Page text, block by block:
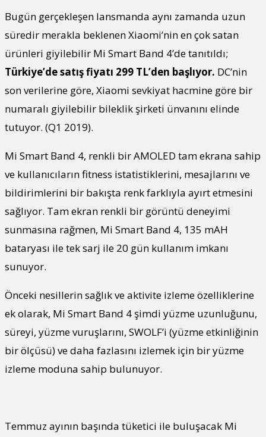
Bugün gerçekleşen lansmanda aynı zamanda uzun
süredir merakla beklenen Xiaomi’nin en çok satan
ürünleri giyilebilir Mi Smart Band 4’de tanıtıldı;
Türkiye’de satış fiyatı 299 TL’den başlıyor. DC’nin
son verilerine göre, Xiaomi sevkiyat hacmine göre bir
numaralı giyilebilir bileklik şirketi ünvanını elinde
tutuyor. (Q1 2019).
Mi Smart Band 4, renkli bir AMOLED tam ekrana sahip
ve kullanıcıların fitness istatistiklerini, mesajlarını ve
bildirimlerini bir bakışta renk farklıyla ayırt etmesini
sağlıyor. Tam ekran renkli bir görüntü deneyimi
sunmasına rağmen, Mi Smart Band 4, 135 mAH
bataryası ile tek sarj ile 20 gün kullanım imkanı
sunuyor.
Önceki nesillerin sağlık ve aktivite izleme özelliklerine
ek olarak, Mi Smart Band 4 şimdi yüzme uzunluğunu,
süreyi, yüzme vuruşlarını, SWOLF’i (yüzme etkinliğinin
bir ölçüsü) ve daha fazlasını izlemek için bir yüzme
izleme moduna sahip bulunuyor.
Temmuz ayının başında tüketici ile buluşacak Mi